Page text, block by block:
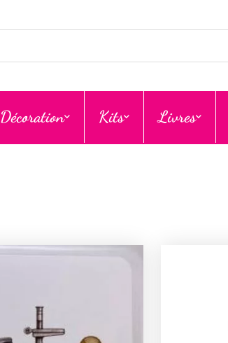
Décoration Kits Livres